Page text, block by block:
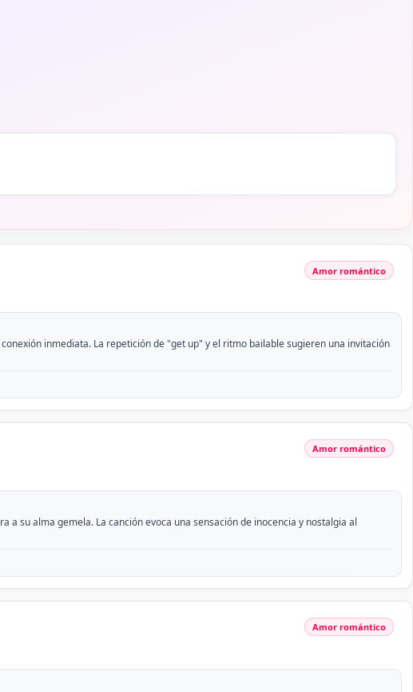
Amor romántico
inmediata. La repetición de "get up" y el ritmo bailable sugieren una invitación
Amor romántico
su alma gemela. La canción evoca una sensación de inocencia y nostalgia al
Amor romántico